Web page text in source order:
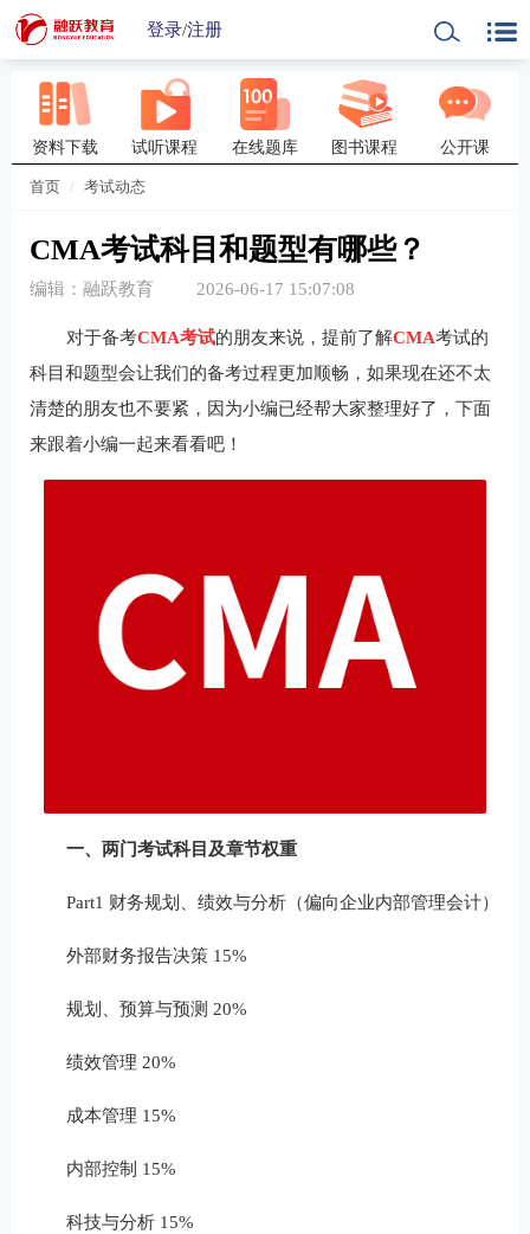
登录/注册
资料下载 试听课程 在线题库 图书课程 公开课
首页 考试动态
CMA考试科目和题型有哪些？
编辑：融跃教育 2026-06-17 15:07:08
对于备考CMA考试的朋友来说，提前了解CMA考试的
科目和题型会让我们的备考过程更加顺畅，如果现在还不太
清楚的朋友也不要紧，因为小编已经帮大家整理好了，下面
来跟着小编一起来看看吧！
一、两门考试科目及章节权重
Part1 财务规划、绩效与分析（偏向企业内部管理会计）
外部财务报告决策 15%
规划、预算与预测 20%
绩效管理 20%
成本管理 15%
内部控制 15%
科技与分析 15%